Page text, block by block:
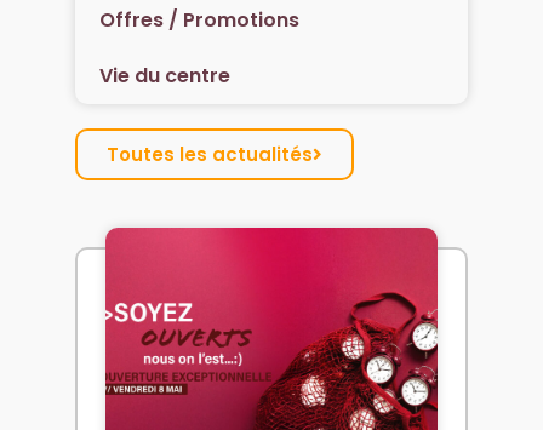
Offres / Promotions
Vie du centre
Toutes les actualités